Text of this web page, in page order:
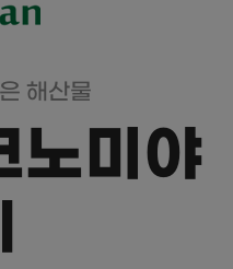
해산물
노미야